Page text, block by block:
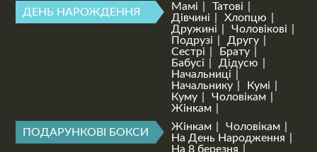
ДЕНЬ НАРОЖДЕННЯ Мамі
Татові
Дівчині
Хлопцю
Дружині
Чоловікові
Подрузі
Другу
Сестрі
Брату
Бабусі
Дідусю
Начальниці
Начальнику
Кумі
Куму
Чоловікам
Жінкам
ПОДАРУНКОВІ БОКСИ Жінкам
Чоловікам
На День Народження
На 8 березня